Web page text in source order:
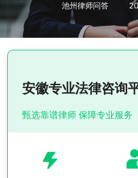
池州律师问答
安徽专业法律咨询
甄选靠谱律师 保障专业服务